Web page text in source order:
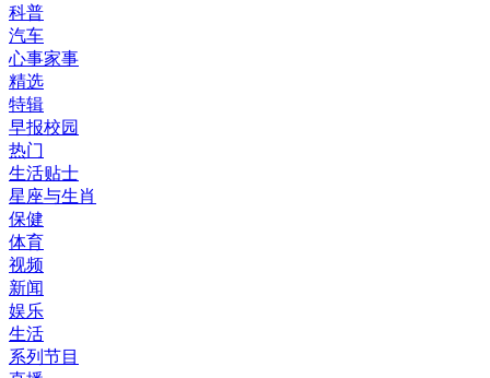
科普
汽车
心事家事
精选
特辑
早报校园
热门
生活贴士
星座与生肖
保健
体育
视频
新闻
娱乐
生活
系列节目